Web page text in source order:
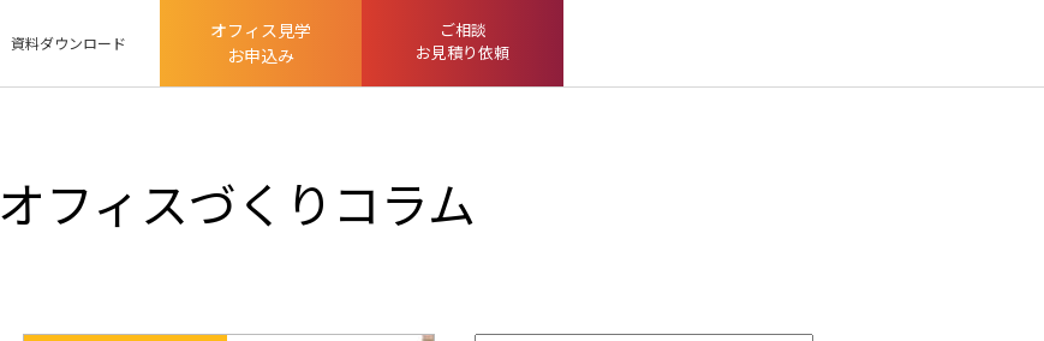
資料ダウンロード
オフィス見学
お申込み
ご相談
お見積り依頼
オフィスづくりコラム